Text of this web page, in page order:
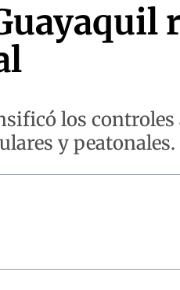
los controles
y peatonales.